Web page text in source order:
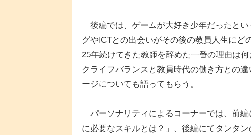
後編では、ゲームが大好き少年だったと
グやICTとの出会いがその後の教員人生にど
25年続けてきた教師を辞めた一番の理由は
クライフバランスと教員時代の働き方との
ージについても語ってもらう。
パーソナリティによるコーナーでは、前
に必要なスキルとは？」、後編にてタンタ